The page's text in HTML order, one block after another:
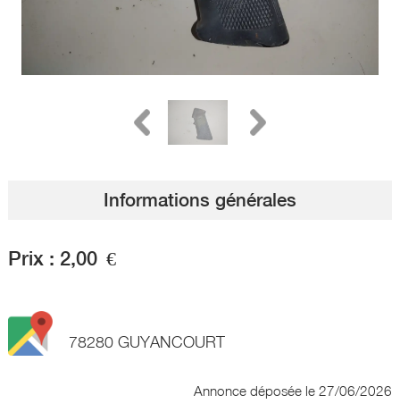
Informations générales
Prix : 2,00 €
78280 GUYANCOURT
Annonce déposée le 27/06/2026